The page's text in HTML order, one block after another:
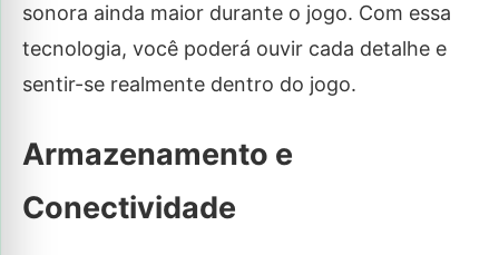
sonora ainda maior durante o jogo. Com essa
tecnologia, você poderá ouvir cada detalhe e
sentir-se realmente dentro do jogo.
Armazenamento e
Conectividade